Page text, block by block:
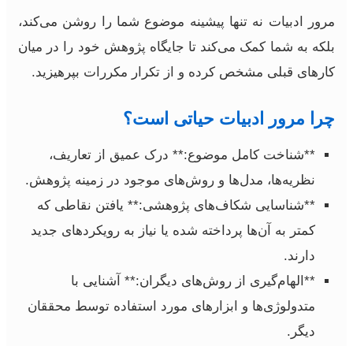
مرور ادبیات نه تنها پیشینه موضوع شما را روشن می‌کند،
بلکه به شما کمک می‌کند تا جایگاه پژوهش خود را در میان
کارهای قبلی مشخص کرده و از تکرار مکررات بپرهیزید.
چرا مرور ادبیات حیاتی است؟
**شناخت کامل موضوع:** درک عمیق از تعاریف،
نظریه‌ها، مدل‌ها و روش‌های موجود در زمینه پژوهش.
**شناسایی شکاف‌های پژوهشی:** یافتن نقاطی که
کمتر به آن‌ها پرداخته شده یا نیاز به رویکردهای جدید
دارند.
**الهام‌گیری از روش‌های دیگران:** آشنایی با
متدولوژی‌ها و ابزارهای مورد استفاده توسط محققان
دیگر.